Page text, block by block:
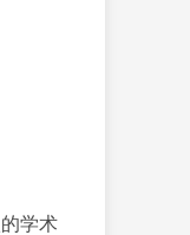
学术